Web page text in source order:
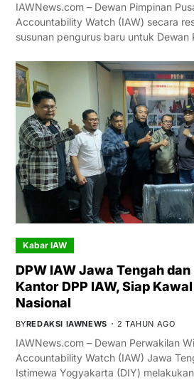
IAWNews.com – Dewan Pimpinan
Accountability Watch (IAW) secara
susunan pengurus baru untuk
Kabar IAW
DPW IAW Jawa Tengah
Kantor DPP IAW, Siap
Nasional
BYREDAKSI IAWNEWS 2 TAHUN AGO
IAWNews.com – Dewan Perwakilan
Accountability Watch (IAW) Jawa
Istimewa Yogyakarta (DIY)